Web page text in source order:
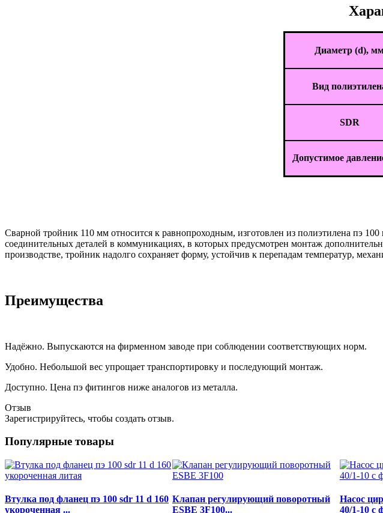
Диаметр (d),
Вид
SDR
Допустимое
Сварной тройник 110 мм относится к равнопроходным, изготовлен из полиэтилена пэ
соединительных деталей в коммуникациях, в которых предусмотрен монтаж
производстве, тройник надолго сохраняет форму, устойчив к перепадам температур,
Преимущества
Надёжно. Выпускаются на фирменном заводе при соблюдении соответствующих норм.
Удобно. Небольшой вес упрощает транспортировку и последующий монтаж.
Доступно. Цена пэ фитингов ниже аналогов из металла.
Отзыв
Зарегистрируйтесь, чтобы создать отзыв.
Популярные товары
Втулка под фланец пэ 100 sdr 11 d 160
укороченная ...
Клапан регулирующий поворотный
ESBE 3F100...
Насос
40/1-10 с